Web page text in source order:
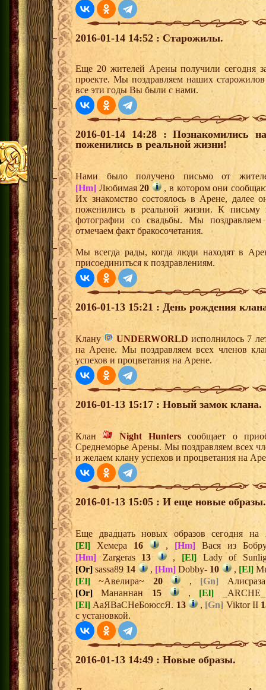
2016-01-14 14:52 : Старожилы.
Еще 20 жителей Арены получили сегодня
проекте. Мы поздравляем наших
все эти годы Вы были с нами.
2016-01-14 14:28 : Познакомились
поженились в реальной жизни!
Нами было получено письмо от
[Hm] Любимая20
, в котором они
Их знакомство состоялось в Арене,
поженились в реальной жизни. К письму
фотографии со свадьбы. Мы
отмечаем факт бракосочетания.
Мы всегда рады, когда люди находят в
присоединиться к поздравлениям.
2016-01-13 15:21 : День рождения
Клану UNDERWORLD исполнилось 7
на Арене. Мы поздравляем всех членов
успехов и процветания на Арене.
2016-01-13 15:17 : Новый замок клана.
Клан Night Huntersсообщает о
Среднеморье Арены. Мы поздравляем всех
и желаем клану успехов и процветания на
2016-01-13 15:05 : И еще новые образы.
Еще двадцать новых образов сегодня
[El] Хемера 16 , [Hm] Вася из
[Hm] Zargeras 13 , [El]Lady of
[Or] sassa89 14 , [Hm] Dobby- 10 , [El]
[El] ~Авелира~ 20 , [Gn]
[Or] Мананнан 15 , [El]
[El] АаЯВаСНеБоюссЯ. 13 , [Gn] Viktor II
с установкой.
2016-01-13 14:49 : Новые образы.